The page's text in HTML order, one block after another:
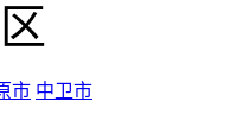
市 中卫市